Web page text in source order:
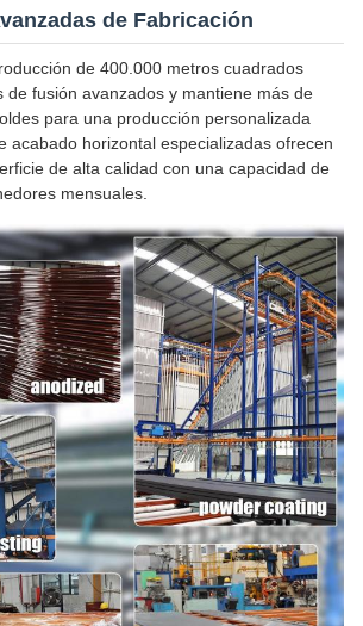
de Fabricación
de 400.000 metros cuadrados
de fusión avanzados y mantiene más de
para una producción personalizada
acabado horizontal especializadas ofrecen
de alta calidad con una capacidad de
mensuales.